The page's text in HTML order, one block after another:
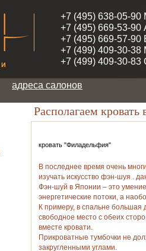
+7 (495) 638-05-90
+7 (495) 669-53-90
+7 (495) 669-57-90
+7 (499) 409-30-38
+7 (499) 409-30-83
адреса салонов
Располагаем
кровать "Филадельфия"
В последнее время очень
изучать искусство фэн-шуя .
Фэн-шуй в Японии – это
энергетические потоки, а
К примеру, в спальне большая
свободное место с обеих
вместе кровати.
Прикроватные тумбочки не
закругленными углами.